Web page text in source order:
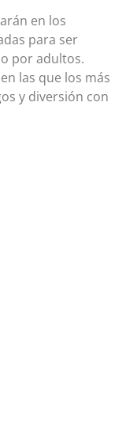
en los
para ser
por adultos.
las que los más
y diversión con